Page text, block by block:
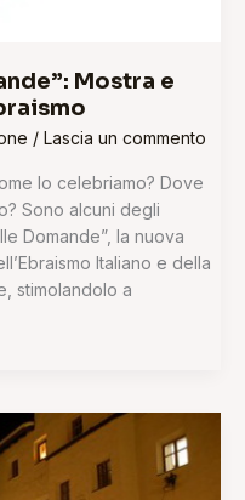
Mostra e
/ Lascia un commento
lo celebriamo? Dove
Sono alcuni degli
Domande”, la nuova
Italiano e della
stimolandolo a